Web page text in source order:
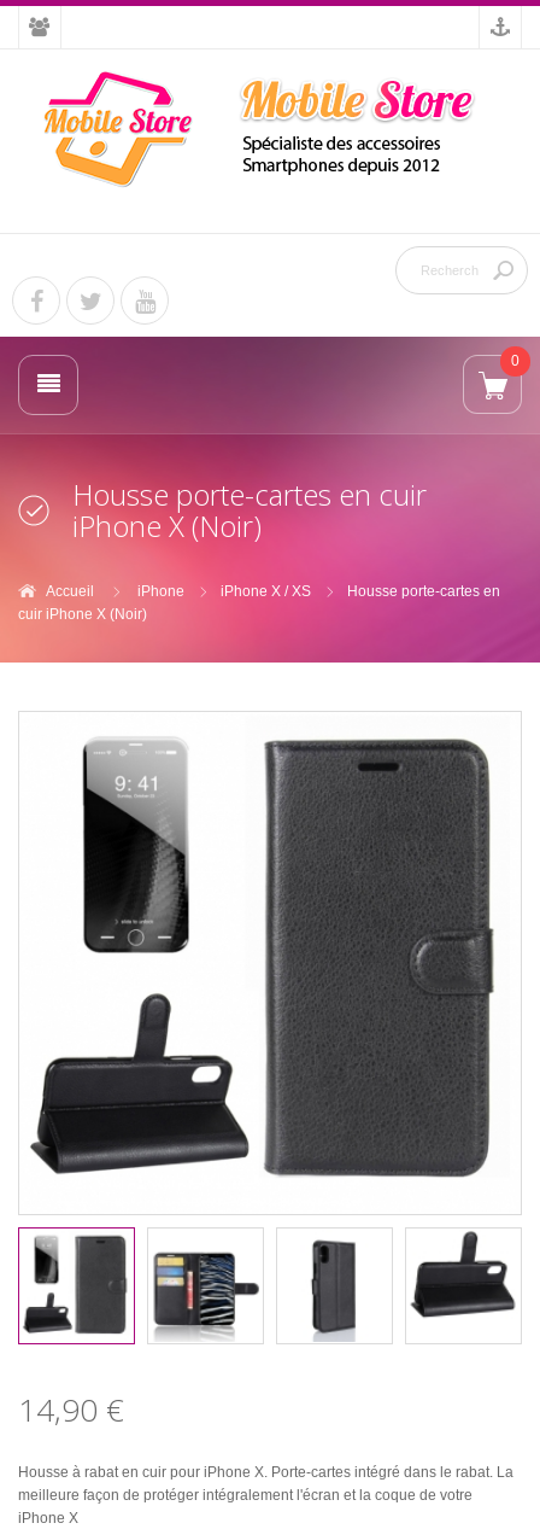
0
Housse porte-cartes en cuir
iPhone X (Noir)
Accueil iPhone iPhone X / XS
Housse porte-cartes en
cuir iPhone X (Noir)
14,90 €
Housse à rabat en cuir pour iPhone X. Porte-cartes intégré dans le rabat. La
meilleure façon de protéger intégralement l'écran et la coque de votre
iPhone X